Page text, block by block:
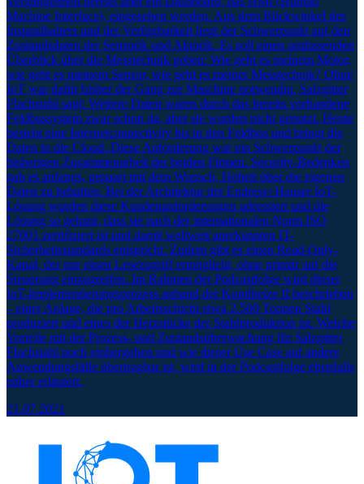
Machine Interface), eingesehen werden. Aus dem Blickwinkel des
Instandhalters und der Verfügbarkeit liegt der Schwerpunkt auf den
Zustandsdaten der Sensorik und Aktorik. Es soll einen umfassenden
Überblick über die Messtechnik geben: Wie geht es meinem Motor,
wie geht es meinem Sensor, wie geht es meiner Messtechnik? Ohne
IoT war dafür bisher der Gang zur Maschine notwendig. Salzgitter
Flachstahl sagt: Weitere Daten waren durch das bereits vorhandene
Feldbussystem zwar schon da, aber sie wurden nicht genutzt. Heute
besteht eine Internetconnectivity bis in den Feldbus und bringt die
Daten in die Cloud. Diese Anforderung war ein Schwerpunkt der
bisherigen Zusammenarbeit der beiden Firmen. Security-Bedenken
gab es anfangs, gepaart mit dem Wunsch, Hoheit über die eigenen
Daten zu behalten. Bei der Architektur der Endress+Hauser IoT-
Lösung wurden diese Kundenanforderungen adressiert und die
Lösung so gebaut, dass sie nach der internationalen Norm ISO
27001 zertifiziert ist und damit weltweit anerkannten IT-
Sicherheitsstandards entspricht. Zudem gibt es einen Read-Only-
Kanal, der nur einen Lesezugriff ermöglicht, ohne primär auf die
Steuerung einzugreifen. Im Rahmen der Podcastfolge wird dieser
IoT-Implementierungsprozess anhand der Kontibeize II beschrieben
– einer Anlage, die pro Arbeitsschicht etwa 2.500 Tonnen Stahl
produziert und eines der Herzstücke der Stahlproduktion ist. Welche
Vorteile mit der Prozess- und Zustandsüberwachung für Salzgitter
Flachstahl noch einhergehen und wie dieser Use Case auf andere
Anwendungsfälle übertragbar ist, wird in der Podcastfolge ebenfalls
näher erläutert.
21.07.2021